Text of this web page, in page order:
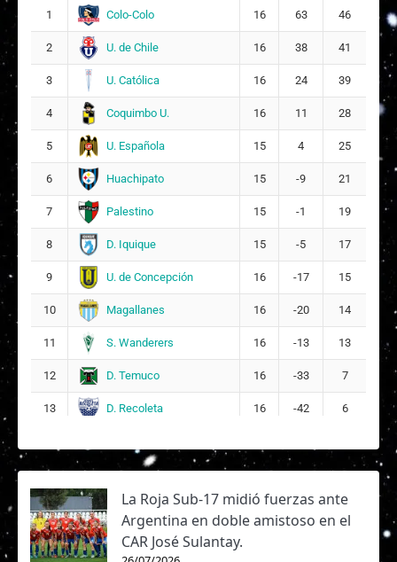
M Martina Annais Paredes Morales
7
R
V
8
D Denis Valentina Vargas Márquez
10
1 Colo-Colo 16 63 46
2 U. de Chile 16 38 41
3 U. Católica 16 24 39
4 Coquimbo U. 16 11 28
5 U. Española 15 4 25
6 Huachipato 15 -9 21
7 Palestino 15 -1 19
8 D. Iquique 15 -5 17
9 U. de Concepción 16 -17 15
10 Magallanes 16 -20 14
11 S. Wanderers 16 -13 13
12 D. Temuco 16 -33 7
13 D. Recoleta 16 -42 6
La Roja Sub-17 midió fuerzas ante
Argentina en doble amistoso en el
CAR José Sulantay.